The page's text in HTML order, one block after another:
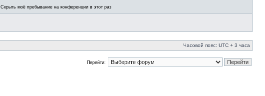
Скрыть моё пребывание на конференции в этот раз
Часовой пояс: UTC + 3 часа
Перейти: